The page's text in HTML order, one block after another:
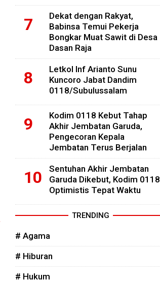
Dekat dengan Rakyat,
Babinsa Temui Pekerja
Bongkar Muat Sawit di Desa
Dasan Raja
Letkol Inf Arianto Sunu
Kuncoro Jabat Dandim
0118/Subulussalam
Kodim 0118 Kebut Tahap
Akhir Jembatan Garuda,
Pengecoran Kepala
Jembatan Terus Berjalan
Sentuhan Akhir Jembatan
Garuda Dikebut, Kodim 0118
Optimistis Tepat Waktu
TRENDING
# Agama
# Hiburan
# Hukum